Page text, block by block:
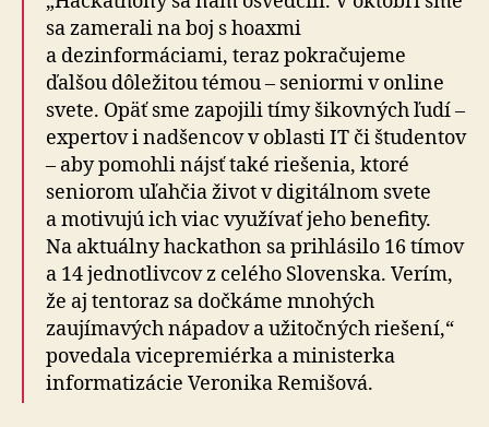
sa zamerali na boj s hoaxmi
a dezinformáciami, teraz pokračujeme
ďalšou dôležitou témou – seniormi v online
svete. Opäť sme zapojili tímy šikovných ľudí –
expertov i nadšencov v oblasti IT či študentov
– aby pomohli nájsť také riešenia, ktoré
seniorom uľahčia život v digitálnom svete
a motivujú ich viac využívať jeho benefity.
Na aktuálny hackathon sa prihlásilo 16 tímov
a 14 jednotlivcov z celého Slovenska. Verím,
že aj tentoraz sa dočkáme mnohých
zaujímavých nápadov a užitočných riešení,“
povedala vicepremiérka a ministerka
informatizácie Veronika Remišová.